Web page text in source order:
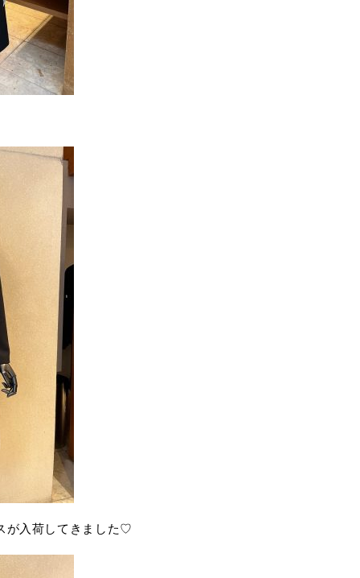
が入荷してきました♡